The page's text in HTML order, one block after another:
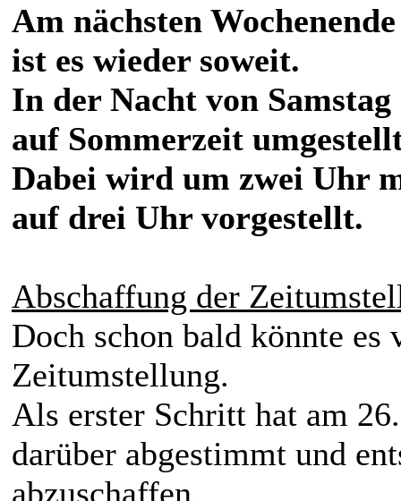
Am nächsten
ist es wieder soweit.
In der Nacht von
auf Sommerzeit
Dabei wird um zwei Uhr
auf drei Uhr vorgestellt.
Abschaffung der
Doch schon bald könnte
Zeitumstellung.
Als erster Schritt hat am
darüber abgestimmt und
abzuschaffen.